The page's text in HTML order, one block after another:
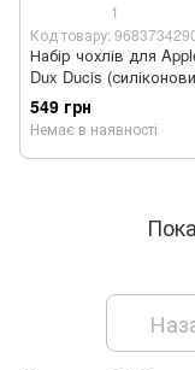
1
Код товару:
Набір чохлів для
Dux Ducis
4 шт, різні кольори)
549 грн
Немає в наявності